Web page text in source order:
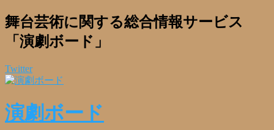
舞台芸術に関する総合情報サービス
「演劇ボード」
Twitter
演劇ボード